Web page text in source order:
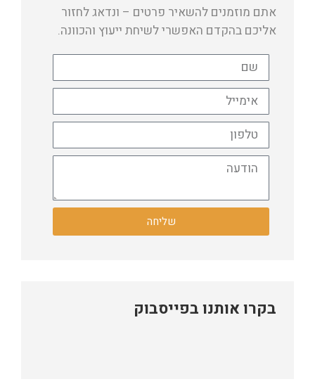
אתם מוזמנים להשאיר פרטים – ונדאג לחזור
אליכם בהקדם האפשרי לשיחת ייעוץ והכוונה.
שליחה
בקרו אותנו בפייסבוק